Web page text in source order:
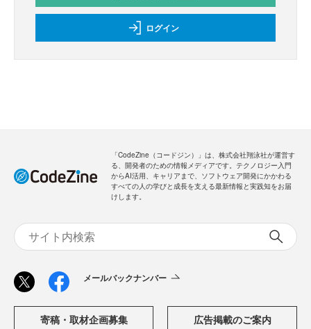
ログイン
「CodeZine（コードジン）」は、株式会社翔泳社が運営す
る、開発者のための情報メディアです。テクノロジー入門
からAI活用、キャリアまで、ソフトウェア開発にかかわる
すべての人の学びと成長を支える最新情報と実践知をお届
けします。
メールバックナンバー
寄稿・取材企画募集 広告掲載のご案内